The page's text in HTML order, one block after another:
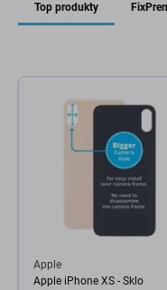
Top produkty
Apple
Apple iPhone XS - Sklo